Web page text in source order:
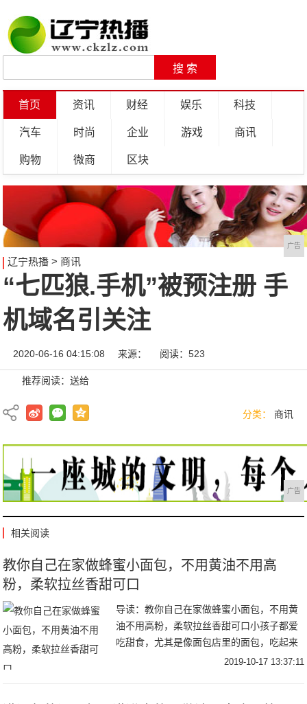
首页 资讯 财经 娱乐 科技
汽车 时尚 企业 游戏 商讯
购物 微商 区块
广告
辽宁热播> 商讯
“七匹狼.手机”被预注册 手
机域名引关注
2020-06-16 04:15:08 来源： 阅读：523
推荐阅读：送给
分类： 商讯
广告
相关阅读
教你自己在家做蜂蜜小面包，不用黄油不用高
粉，柔软拉丝香甜可口
导读：教你自己在家做蜂蜜小面包，不用黄
油不用高粉，柔软拉丝香甜可口小孩子都爱
吃甜食，尤其是像面包店里的面包，吃起来
非常的香甜可口，而且又比较松软，所以深
2019-10-17 13:37:11